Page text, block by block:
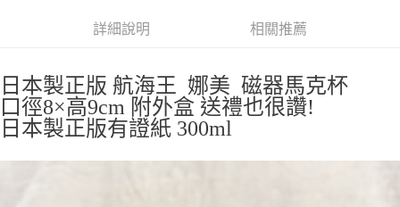
每筆NT$65，滿NT$999(含以上)免運費
每筆NT$65，滿NT$999(含以上)免運費
7-11取貨付款
每筆NT$65，滿NT$999(含以上)免運費
詳細說明 相關推薦
日本製正版 航海王 娜美 磁器馬克杯
口徑8×高9cm 附外盒 送禮也很讚!
日本製正版有證紙 300ml